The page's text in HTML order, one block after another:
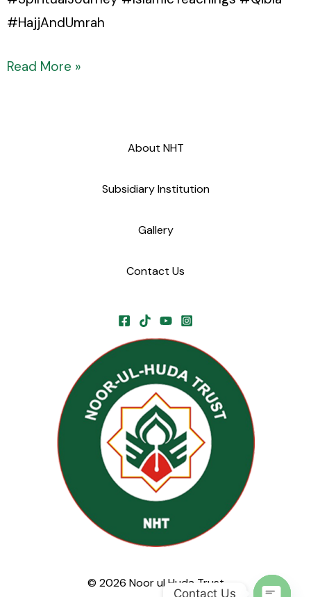
#HajjAndUmrah
Read More »
About NHT
Subsidiary Institution
Gallery
Contact Us
© 2026 Noor ul Huda Trust
Contact Us